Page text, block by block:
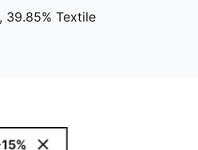
39.85% Textile